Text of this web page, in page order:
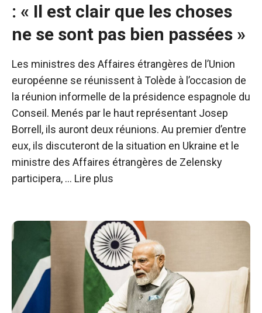
: « Il est clair que les choses
ne se sont pas bien passées »
Les ministres des Affaires étrangères de l’Union
européenne se réunissent à Tolède à l’occasion de
la réunion informelle de la présidence espagnole du
Conseil. Menés par le haut représentant Josep
Borrell, ils auront deux réunions. Au premier d’entre
eux, ils discuteront de la situation en Ukraine et le
ministre des Affaires étrangères de Zelensky
participera, … Lire plus